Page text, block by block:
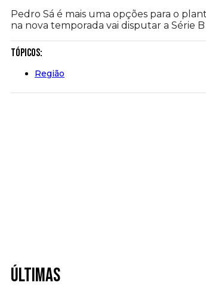
Pedro Sá é mais uma opções para o
na nova temporada vai disputar a Série
Tópicos:
Região
Últimas